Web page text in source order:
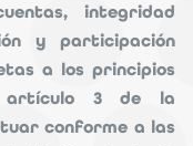
integridad
y participación
a los principios
artículo 3 de la
conforme a las